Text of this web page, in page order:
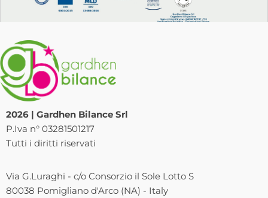
2026 | Gardhen Bilance Srl
P.Iva n° 03281501217
Tutti i diritti riservati
Via G.Luraghi - c/o Consorzio il Sole Lotto S
80038 Pomigliano d'Arco (NA) - Italy